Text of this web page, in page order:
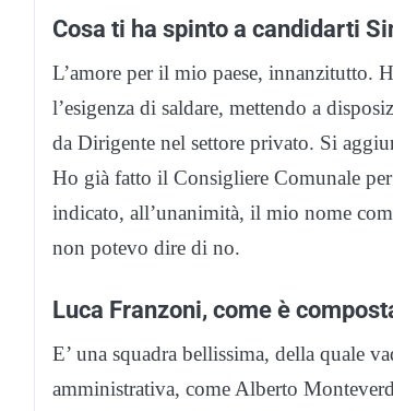
Cosa ti ha spinto a candidarti
L’amore per il mio paese, innanzitutto.
l’esigenza di saldare, mettendo a
da Dirigente nel settore privato. Si
Ho già fatto il Consigliere Comunale
indicato, all’unanimità, il mio nome
non potevo dire di no.
Luca Franzoni, come è
E’ una squadra bellissima, della quale
amministrativa, come Alberto